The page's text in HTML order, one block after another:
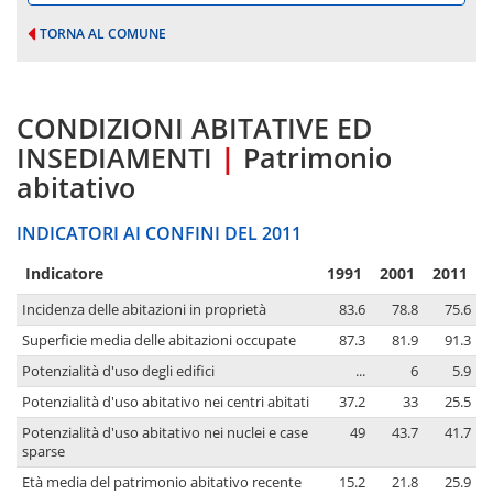
TORNA AL COMUNE
CONDIZIONI ABITATIVE ED
INSEDIAMENTI | Patrimonio
abitativo
INDICATORI AI CONFINI DEL 2011
Indicatore 1991 2001 2011
Incidenza delle abitazioni in proprietà 83.6 78.8
75.6
Superficie media delle abitazioni occupate
87.3 81.9
91.3
Potenzialità d'uso degli edifici
... 6
5.9
Potenzialità d'uso abitativo nei centri abitati
37.2 33
25.5
Potenzialità d'uso abitativo nei nuclei e case
sparse
49 43.7 41.7
Età media del patrimonio abitativo recente 15.2 21.8
25.9